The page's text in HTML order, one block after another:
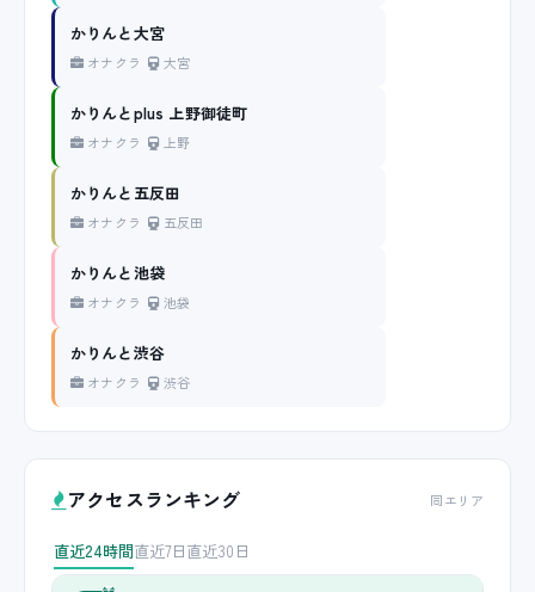
かりんと大宮
オナクラ 大宮
かりんとplus 上野御徒町
オナクラ 上野
かりんと五反田
オナクラ 五反田
かりんと池袋
オナクラ 池袋
かりんと渋谷
オナクラ 渋谷
アクセスランキング 同エリア
直近24時間直近7日直近30日